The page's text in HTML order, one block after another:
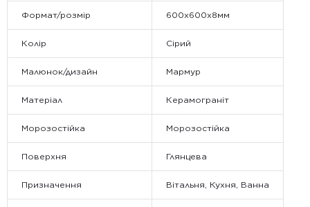
Формат/розмір 600х600х8мм
Колір Сірий
Малюнок/дизайн Мармур
Матеріал Керамограніт
Морозостійка Морозостійка
Поверхня Глянцева
Призначення Вітальня, Кухня, Ванна